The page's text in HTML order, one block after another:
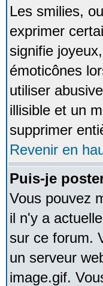
Les smilies,
exprimer
signifie
émoticônes
utiliser
illisible et un
supprimer
Revenir en
Puis-je
Vous pouvez
il n'y a
sur ce forum.
un serveur
image.gif.